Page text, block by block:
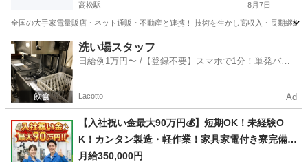
高松駅 8月7日
全国の大手家電量販店・ネット通販・不動産と連携！ 技術を生かし高収入・長期継
香川 高松市 高松駅 軽作業
洗い場スタッフ
日給例1万円〜 /【登録不要】スマホで1分！単発バイ
Lacotto Ad
【入社祝い金最大90万円💰】短期OK！未経験O
K！カンタン製造・軽作業！家具家電付き寮完備
🏠
月給350,000円